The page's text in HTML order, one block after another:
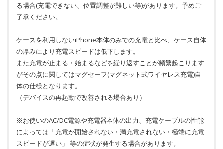
る場合(充電できない、位置調整が難しい等)があります。予めご
了承ください。
ケースを利用しないiPhone本体のみでの充電と比べ、ケース自体
の厚みにより充電スピードは低下します。
また充電が止まる・始まるなどを繰り返すことが頻繁起こります
がその点に関してはマグセーフ(マグネット式ワイヤレス充電)自
体の仕様となります。
（デバイスの再起動で改善される場合あり）
※お使いのAC/DC電源や充電器本体の出力、充電ケーブルの性能
によっては「充電が開始されない・満充電されない・極端に充電
スピードが遅い」 等の症状が発生する場合があります。